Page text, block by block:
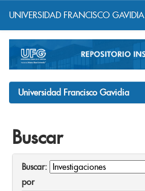
navigation
UNIVERSIDAD FRANCISCO GAVIDIA
Universidad Francisco Gavidia
Buscar
Buscar:
por